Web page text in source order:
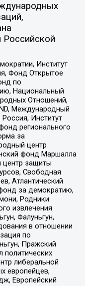
Российской
Институт
Фонд Открытое
по
Национальный
Отношений,
Международный
Институт
регионального
за
центр
фонд Маршалла
центр защиты
Свободная
Атлантический
за демократию,
Родники
извлечения
Фалуньгун,
в отношении
по
Пражский
политических
либеральной
европейцев,
Европейский